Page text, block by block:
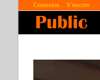
Connexion S’inscrire